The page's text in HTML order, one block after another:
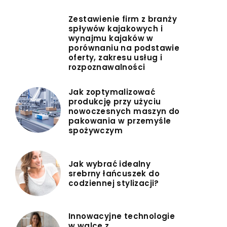
Zestawienie firm z branży
spływów kajakowych i
wynajmu kajaków w
porównaniu na podstawie
oferty, zakresu usług i
rozpoznawalności
Jak zoptymalizować
produkcję przy użyciu
nowoczesnych maszyn do
pakowania w przemyśle
spożywczym
Jak wybrać idealny
srebrny łańcuszek do
codziennej stylizacji?
Innowacyjne technologie